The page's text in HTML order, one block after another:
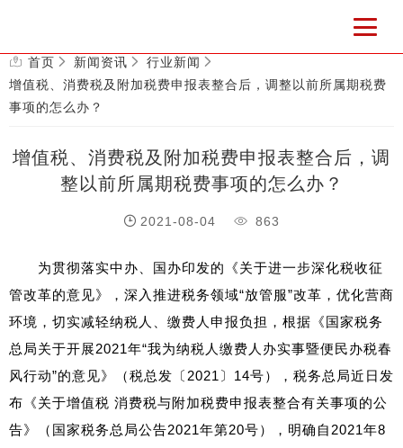
首页 新闻资讯
行业新闻
增值税、消费税及附加税费申报表整合后，调整以前所属期税费
事项的怎么办？
增值税、消费税及附加税费申报表整合后，调
整以前所属期税费事项的怎么办？
2021-08-04 863
为贯彻落实中办、国办印发的《关于进一步深化税收征
管改革的意见》，深入推进税务领域“放管服”改革，优化营商
环境，切实减轻纳税人、缴费人申报负担，根据《国家税务
总局关于开展2021年“我为纳税人缴费人办实事暨便民办税春
风行动”的意见》（税总发〔2021〕14号），税务总局近日发
布《关于增值税 消费税与附加税费申报表整合有关事项的公
告》（国家税务总局公告2021年第20号），明确自2021年8